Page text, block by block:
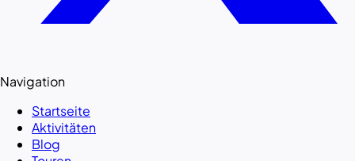
Navigation
Startseite
Aktivitäten
Blog